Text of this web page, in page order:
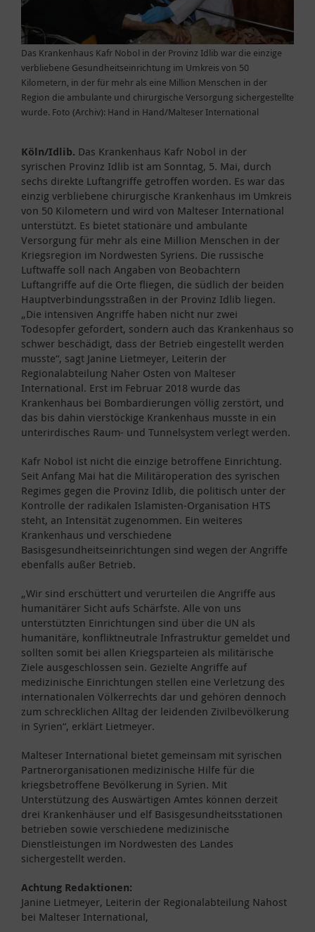
Das Krankenhaus Kafr Nobol in der Provinz Idlib war die einzige
verbliebene Gesundheitseinrichtung im Umkreis von 50
Kilometern, in der für mehr als eine Million Menschen in der
Region die ambulante und chirurgische Versorgung sichergestellte
wurde. Foto (Archiv): Hand in Hand/Malteser International
Köln/Idlib. Das Krankenhaus Kafr Nobol in der
syrischen Provinz Idlib ist am Sonntag, 5. Mai, durch
sechs direkte Luftangriffe getroffen worden. Es war das
einzig verbliebene chirurgische Krankenhaus im Umkreis
von 50 Kilometern und wird von Malteser International
unterstützt. Es bietet stationäre und ambulante
Versorgung für mehr als eine Million Menschen in der
Kriegsregion im Nordwesten Syriens. Die russische
Luftwaffe soll nach Angaben von Beobachtern
Luftangriffe auf die Orte fliegen, die südlich der beiden
Hauptverbindungsstraßen in der Provinz Idlib liegen.
„Die intensiven Angriffe haben nicht nur zwei
Todesopfer gefordert, sondern auch das Krankenhaus so
schwer beschädigt, dass der Betrieb eingestellt werden
musste“, sagt Janine Lietmeyer, Leiterin der
Regionalabteilung Naher Osten von Malteser
International. Erst im Februar 2018 wurde das
Krankenhaus bei Bombardierungen völlig zerstört, und
das bis dahin vierstöckige Krankenhaus musste in ein
unterirdisches Raum- und Tunnelsystem verlegt werden.
Kafr Nobol ist nicht die einzige betroffene Einrichtung.
Seit Anfang Mai hat die Militäroperation des syrischen
Regimes gegen die Provinz Idlib, die politisch unter der
Kontrolle der radikalen Islamisten-Organisation HTS
steht, an Intensität zugenommen. Ein weiteres
Krankenhaus und verschiedene
Basisgesundheitseinrichtungen sind wegen der Angriffe
ebenfalls außer Betrieb.
„Wir sind erschüttert und verurteilen die Angriffe aus
humanitärer Sicht aufs Schärfste. Alle von uns
unterstützten Einrichtungen sind über die UN als
humanitäre, konfliktneutrale Infrastruktur gemeldet und
sollten somit bei allen Kriegsparteien als militärische
Ziele ausgeschlossen sein. Gezielte Angriffe auf
medizinische Einrichtungen stellen eine Verletzung des
internationalen Völkerrechts dar und gehören dennoch
zum schrecklichen Alltag der leidenden Zivilbevölkerung
in Syrien“, erklärt Lietmeyer.
Malteser International bietet gemeinsam mit syrischen
Partnerorganisationen medizinische Hilfe für die
kriegsbetroffene Bevölkerung in Syrien. Mit
Unterstützung des Auswärtigen Amtes können derzeit
drei Krankenhäuser und elf Basisgesundheitsstationen
betrieben sowie verschiedene medizinische
Dienstleistungen im Nordwesten des Landes
sichergestellt werden.
Achtung Redaktionen:
Janine Lietmeyer, Leiterin der Regionalabteilung Nahost
bei Malteser International,